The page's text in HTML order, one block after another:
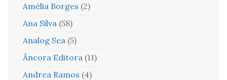
Amélia Borges (2)
Ana Silva (58)
Analog Sea (5)
Âncora Editora (11)
Andrea Ramos (4)